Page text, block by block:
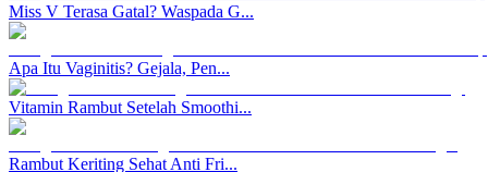
Miss V Terasa Gatal? Waspada G...
Apa Itu Vaginitis? Gejala, Pen...
Vitamin Rambut Setelah Smoothi...
Rambut Keriting Sehat Anti Fri...